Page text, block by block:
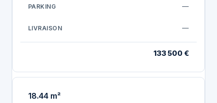
—
—
133 500 €
18.44 m²